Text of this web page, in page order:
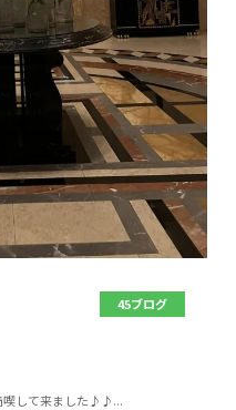
45ブログ
喫して来ました♪♪...